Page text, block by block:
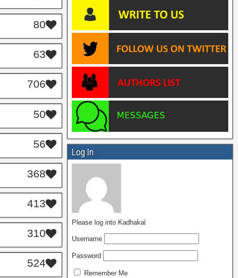
80
63
706
50
56
368
413
310
524
Log In
Please log into Kadhakal
Username
Password
Remember Me